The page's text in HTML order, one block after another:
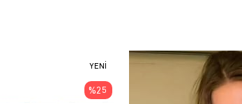
YENI
ÜRÜN
%25